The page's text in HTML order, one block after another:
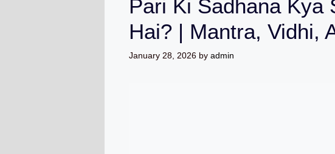
Pari Ki Sadhana Kya
Hai? | Mantra, Vidhi,
January 28, 2026 by admin